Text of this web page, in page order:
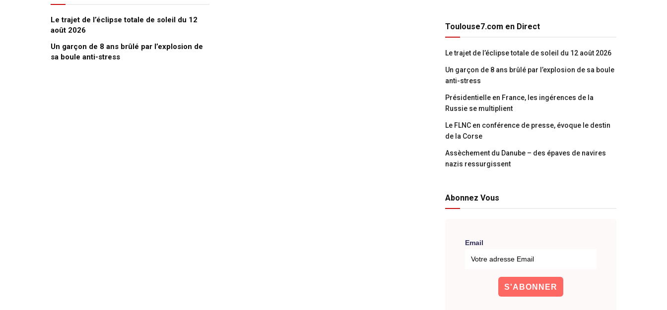
Le trajet de l’éclipse totale de soleil du 12
août 2026
Un garçon de 8 ans brûlé par l’explosion de
sa boule anti-stress
Toulouse7.com en Direct
Le trajet de l’éclipse totale de soleil du 12 août 2026
Un garçon de 8 ans brûlé par l’explosion de sa boule
anti-stress
Présidentielle en France, les ingérences de la
Russie se multiplient
Le FLNC en conférence de presse, évoque le destin
de la Corse
Assèchement du Danube – des épaves de navires
nazis ressurgissent
Abonnez Vous
Email